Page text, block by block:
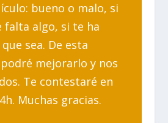
bueno o malo, si
falta algo, si te ha
sea. De esta
mejorarlo y nos
Te contestaré en
Muchas gracias.